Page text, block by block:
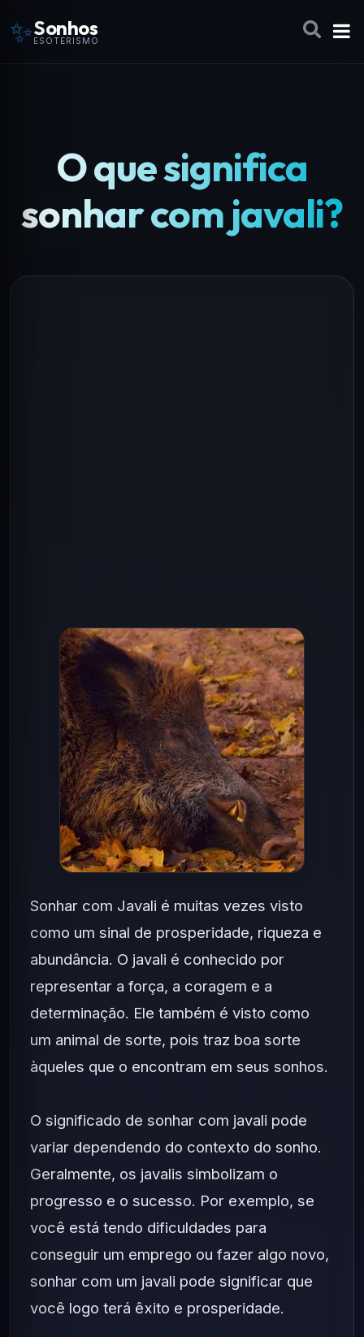
✨Sonhos
ESOTERISMO
O que significa
sonhar com javali?
Sonhar com Javali é muitas vezes visto
como um sinal de prosperidade, riqueza e
abundância. O javali é conhecido por
representar a força, a coragem e a
determinação. Ele também é visto como
um animal de sorte, pois traz boa sorte
àqueles que o encontram em seus sonhos.
O significado de sonhar com javali pode
variar dependendo do contexto do sonho.
Geralmente, os javalis simbolizam o
progresso e o sucesso. Por exemplo, se
você está tendo dificuldades para
conseguir um emprego ou fazer algo novo,
sonhar com um javali pode significar que
você logo terá êxito e prosperidade.